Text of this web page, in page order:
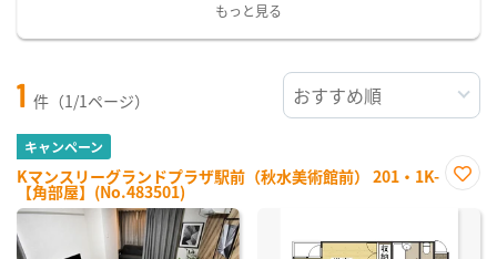
もっと見る
1 件（1/1ページ）
キャンペーン
Kマンスリーグランドプラザ駅前（秋水美術館前） 201・1K-
【角部屋】(No.483501)
に入
録